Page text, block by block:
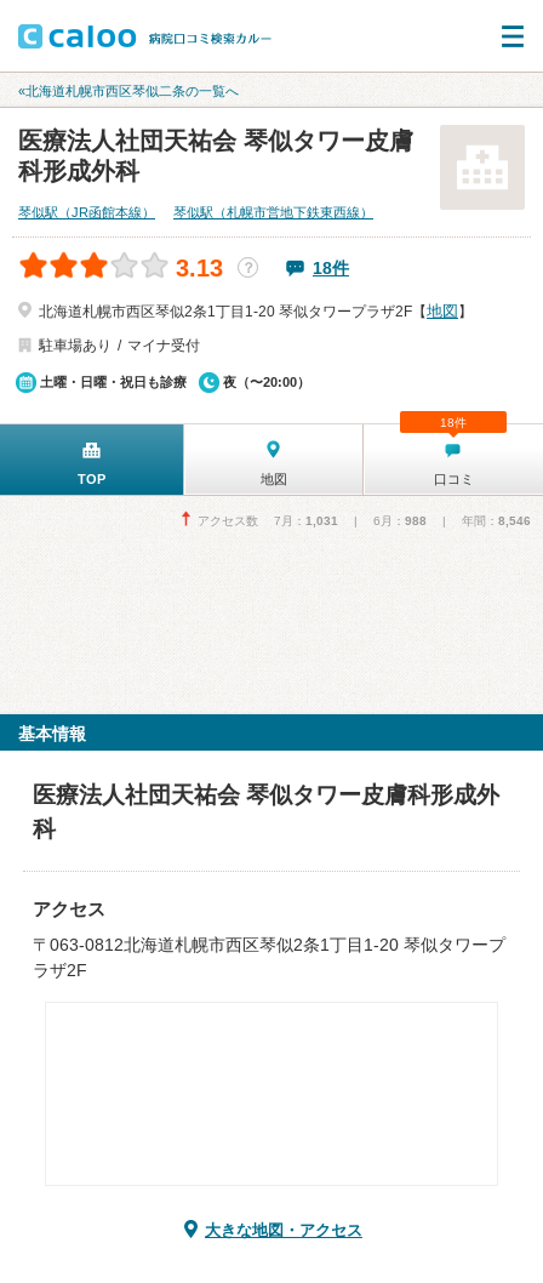
«北海道札幌市西区琴似二条の一覧へ
医療法人社団天祐会 琴似タワー皮膚
科形成外科
琴似駅（JR函館本線） 琴似駅（札幌市営地下鉄東西線）
3.13 ？ 18件
北海道札幌市西区琴似2条1丁目1-20 琴似タワープラザ2F【地図 】
駐車場あり
マイナ受付
土曜・日曜・祝日も診療 夜（〜20:00）
TOP 地図 口コミ
18件
アクセス数 7月： 1,031 | 6月： 988 | 年間： 8,546
基本情報
医療法人社団天祐会 琴似タワー皮膚科形成外
科
アクセス
〒063-0812北海道札幌市西区琴似2条1丁目1-20 琴似タワープ
ラザ2F
大きな地図・アクセス